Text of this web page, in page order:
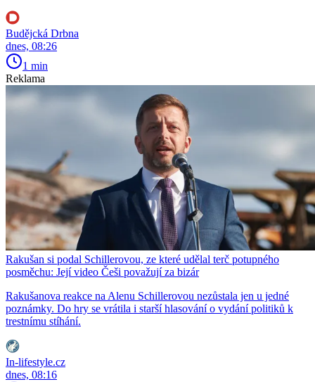
Budějcká Drbna
dnes, 08:26
1 min
Reklama
Rakušan si podal Schillerovou, ze které udělal terč potupného
posměchu: Její video Češi považují za bizár
Rakušanova reakce na Alenu Schillerovou nezůstala jen u jedné
poznámky. Do hry se vrátila i starší hlasování o vydání politiků k
trestnímu stíhání.
In-lifestyle.cz
dnes, 08:16